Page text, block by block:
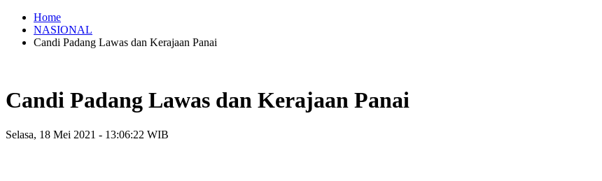
Home
NASIONAL
Candi Padang Lawas dan Kerajaan Panai
Candi Padang Lawas dan Kerajaan Panai
Selasa, 18 Mei 2021 - 13:06:22 WIB